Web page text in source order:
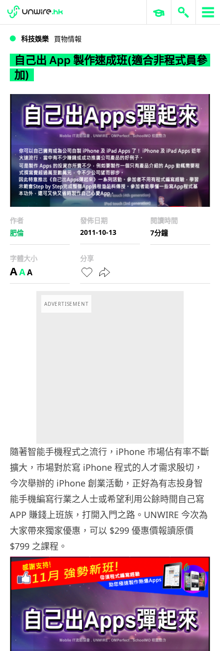
自己出 App 製作速成班(適合非程式員參加)
WWDC 2026 ERP 與商業 AI
科技娛樂 買物情報
自己出 App 製作速成班(適合非程式員參
加)
作者
肥倫
發佈日期
2011-10-13
閱讀時間
7分鐘
字體大小
AAA
分享
ADVERTISEMENT
隨著智能手機程式之流行，iPhone 巿場佔有率不斷
擴大，巿場對於寫 iPhone 程式的人才需求殷切，
今次舉辦的 iPhone 創業活動，正好為有志投身智
能手機編寫行業之人士或希望利用公餘時間自己寫
APP 賺錢上班族，打開入門之路。UNWIRE 今次為
大家帶來獨家優惠，可以 $299 優惠價報讀原價
$799 之課程。